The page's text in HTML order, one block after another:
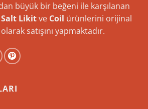
büyük bir beğeni ile karşılanan
Salt Likitve Coil ürünlerini orijinal
satışını yapmaktadır.